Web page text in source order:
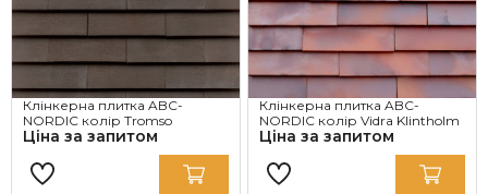
Клінкерна плитка ABC-
NORDIC колір Tromso
Ціна за запитом
Клінкерна плитка ABC-
NORDIC колір Vidra Klintholm
Ціна за запитом